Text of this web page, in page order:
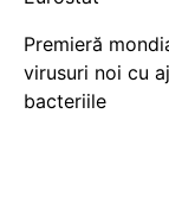
Premieră
virusuri noi cu
bacteriile